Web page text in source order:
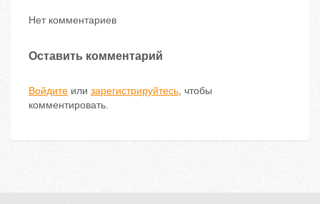
Нет комментариев
Оставить комментарий
Войдите или зарегистрируйтесь, чтобы
комментировать.